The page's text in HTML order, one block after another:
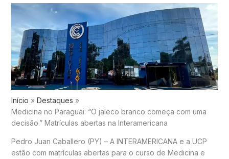
Início
Destaques
Medicina no Paraguai: “O jaleco branco começa com uma
decisão.” Matrículas abertas na Interamericana
Pedro Juan Caballero (PY) – A INTERAMERICANA e a UCP
estão com matrículas abertas para o curso de Medicina e